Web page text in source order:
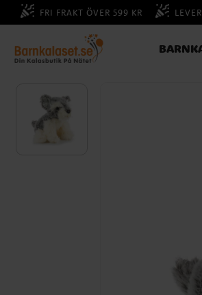
FRI FRAKT ÖVER 599 KR